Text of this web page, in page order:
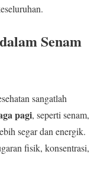
Senam
sangatlah
pagi, seperti senam,
segar dan energik.
fisik, konsentrasi,